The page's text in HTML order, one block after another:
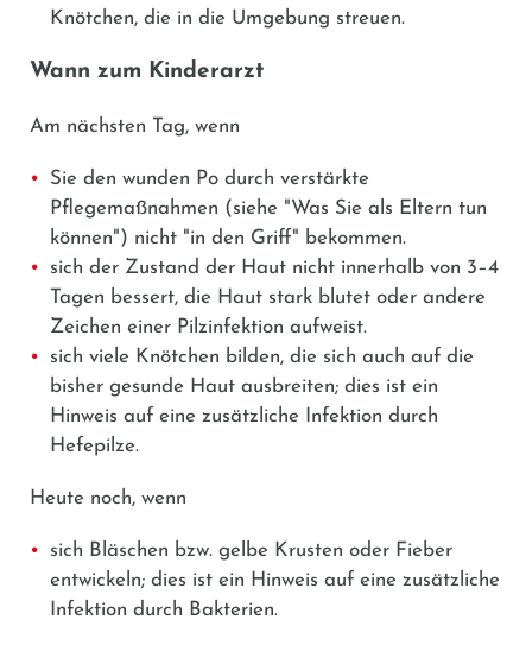
Knötchen, die in die Umgebung streuen.
Wann zum Kinderarzt
Am nächsten Tag, wenn
Sie den wunden Po durch verstärkte
Pflegemaßnahmen (siehe "Was Sie als Eltern tun
können") nicht "in den Griff" bekommen.
sich der Zustand der Haut nicht innerhalb von 3–4
Tagen bessert, die Haut stark blutet oder andere
Zeichen einer Pilzinfektion aufweist.
sich viele Knötchen bilden, die sich auch auf die
bisher gesunde Haut ausbreiten; dies ist ein
Hinweis auf eine zusätzliche Infektion durch
Hefepilze.
Heute noch, wenn
sich Bläschen bzw. gelbe Krusten oder Fieber
entwickeln; dies ist ein Hinweis auf eine zusätzliche
Infektion durch Bakterien.